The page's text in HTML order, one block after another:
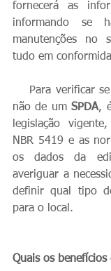
fornecerá as
informando se
manutenções no
tudo em
não de um SPDA,
legislação
NBR 5419 e as
os dados da
averiguar a
definir qual tipo
para o local.
Quais os benefícios